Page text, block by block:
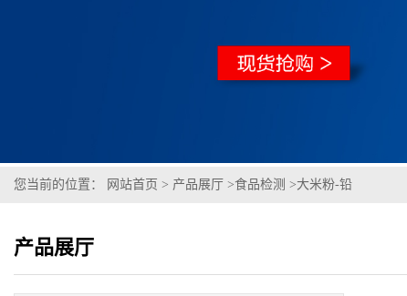
您当前的位置： 网站首页 > 产品展厅 >食品检测 >大米粉-铅
产品展厅